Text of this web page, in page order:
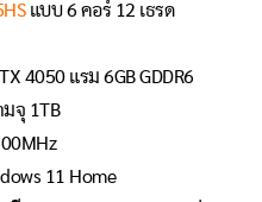
แบบ 6 คอร์ 12 เธรด
4050 แรม 6GB GDDR6
มจุ 1TB
11 Home